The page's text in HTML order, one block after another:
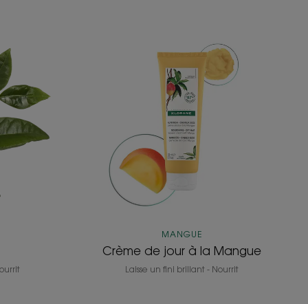
de
jour
à
la
Mangue
MANGUE
Crème de jour à la Mangue
Laisse un fini brillant - Nourrit